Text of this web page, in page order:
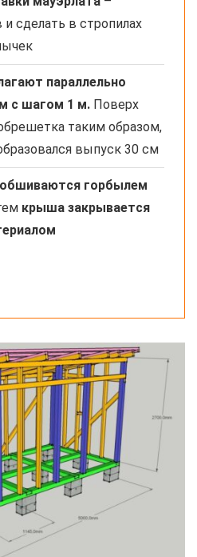
сделать в стропилах
параллельно
с шагом 1 м. Поверх
таким образом,
выпуск 30 см
горбылем
крыша закрывается